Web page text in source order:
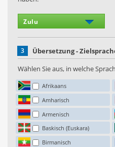
3
Übersetzung -
Wählen Sie aus, in welche
Afrikaans
Amharisch
Armenisch
Baskisch (Euskara)
Birmanisch